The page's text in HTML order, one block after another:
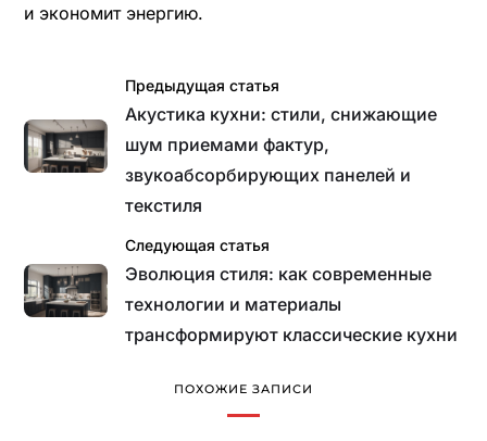
и экономит энергию.
Предыдущая статья
Акустика кухни: стили, снижающие
шум приемами фактур,
звукоабсорбирующих панелей и
текстиля
Следующая статья
Эволюция стиля: как современные
технологии и материалы
трансформируют классические кухни
ПОХОЖИЕ ЗАПИСИ